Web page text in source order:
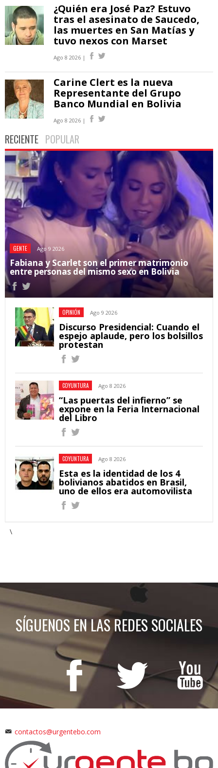
¿Quién era José Paz? Estuvo
tras el asesinato de Saucedo,
las muertes en San Matías y
tuvo nexos con Marset
Ago 8 2026 |
Carine Clert es la nueva
Representante del Grupo
Banco Mundial en Bolivia
Ago 8 2026 |
RECIENTE POPULAR
GENTE Ago 9 2026
Fabiana y Scarlet son el primer matrimonio
entre personas del mismo sexo en Bolivia
OPINIÓN Ago 9 2026
Discurso Presidencial: Cuando el
espejo aplaude, pero los bolsillos
protestan
COYUNTURA Ago 8 2026
“Las puertas del infierno” se
expone en la Feria Internacional
del Libro
COYUNTURA Ago 8 2026
Esta es la identidad de los 4
bolivianos abatidos en Brasil,
uno de ellos era automovilista
\
SÍGUENOS EN LAS REDES SOCIALES
contactos@urgentebo.com